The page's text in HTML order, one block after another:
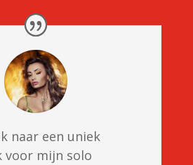
naar een uniek
voor mijn solo